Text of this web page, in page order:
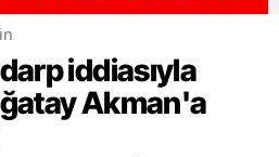
iddiasıyla
Akman'a